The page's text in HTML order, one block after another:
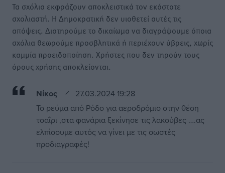
Τα σχόλια εκφράζουν αποκλειστικά τον εκάστοτε
σχολιαστή. Η Δημοκρατική δεν υιοθετεί αυτές τις
απόψεις. Διατηρούμε το δικαίωμα να διαγράψουμε όποια
σχόλια θεωρούμε προσβλητικά ή περιέχουν ύβρεις, χωρίς
καμμία προειδοποίηση. Χρήστες που δεν τηρούν τους
όρους χρήσης αποκλείονται.
Νίκος
27.03.2024 19:28
Το ρεύμα από Ρόδο για αεροδρόμιο στην θέση
τσαΐρι ,στα φανάρια ξεκίνησε τις λακούβες ….ας
ελπίσουμε αυτός να γίνει με τις σωστές
προδιαγραφές!